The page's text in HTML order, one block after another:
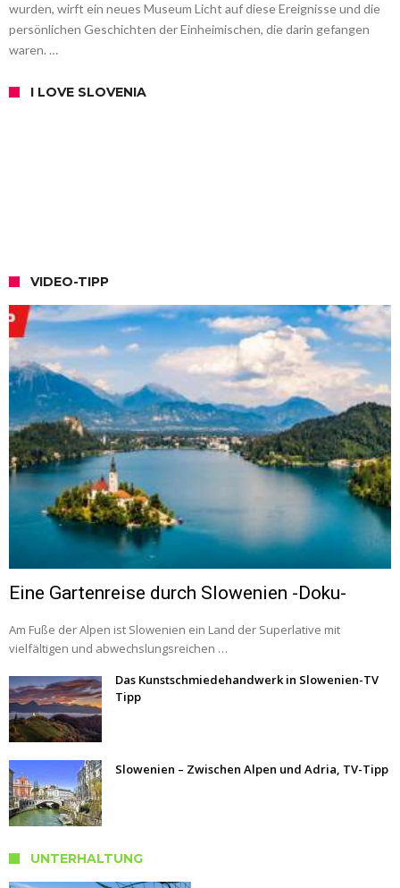
wurden, wirft ein neues Museum Licht auf diese Ereignisse und die
persönlichen Geschichten der Einheimischen, die darin gefangen
waren. …
I LOVE SLOVENIA
VIDEO-TIPP
Eine Gartenreise durch Slowenien -Doku-
Am Fuße der Alpen ist Slowenien ein Land der Superlative mit
vielfältigen und abwechslungsreichen …
Das Kunstschmiedehandwerk in Slowenien-TV
Tipp
Slowenien – Zwischen Alpen und Adria, TV-Tipp
UNTERHALTUNG